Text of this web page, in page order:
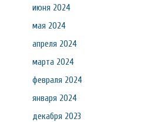
июня 2024
мая 2024
апреля 2024
марта 2024
февраля 2024
января 2024
декабря 2023